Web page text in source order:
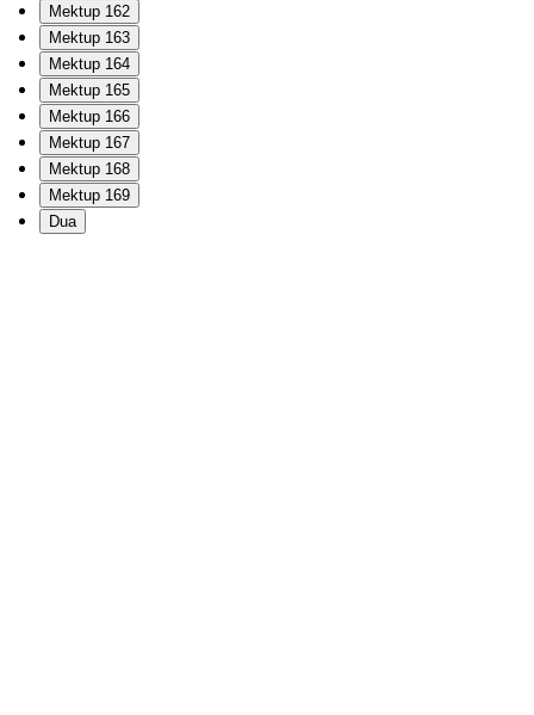
Mektup 162
Mektup 163
Mektup 164
Mektup 165
Mektup 166
Mektup 167
Mektup 168
Mektup 169
Dua